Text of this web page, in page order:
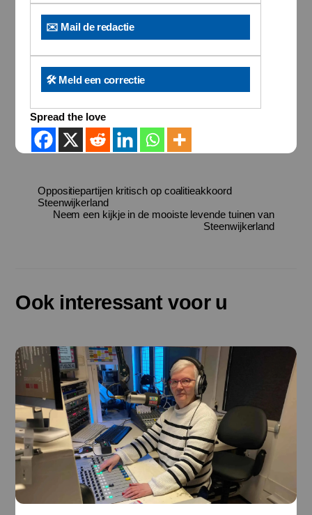
✉️ Mail de redactie
🛠️ Meld een correctie
Spread the love
Oppositiepartijen kritisch op coalitieakkoord
Steenwijkerland
Neem een kijkje in de mooiste levende tuinen van
Steenwijkerland
Ook interessant voor u